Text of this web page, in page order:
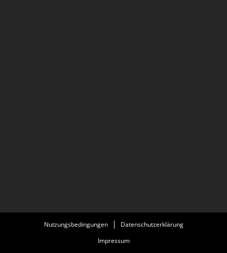
Nutzungsbedingungen
Datenschutzerklärung
Impressum